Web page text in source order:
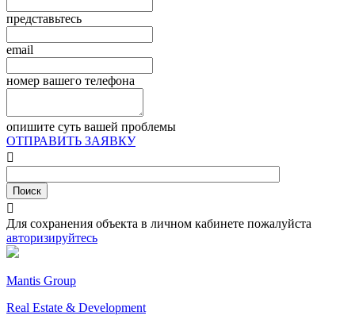
представьтесь
email
номер вашего телефона
опишите суть вашей проблемы
ОТПРАВИТЬ ЗАЯВКУ


Для сохранения объекта в личном кабинете пожалуйста
авторизируйтесь
Mantis Group
Real Estate & Development